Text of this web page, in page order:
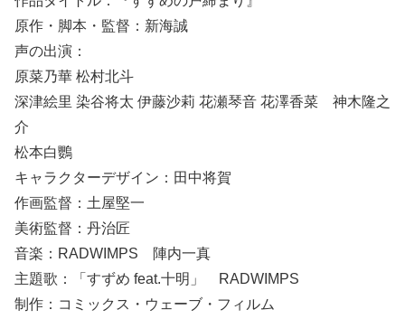
原作・脚本・監督：新海誠
声の出演：
原菜乃華 松村北斗
深津絵里 染谷将太 伊藤沙莉 花瀬琴音 花澤香菜 神木隆之
介
松本白鸚
キャラクターデザイン：田中将賀
作画監督：土屋堅一
美術監督：丹治匠
音楽：RADWIMPS 陣内一真
主題歌：「すずめ feat.十明」 RADWIMPS
制作：コミックス・ウェーブ・フィルム